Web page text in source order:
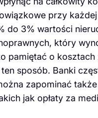
przy
do 3% wartości
który
pamiętać o
sposób. Banki
zapominać
jak opłaty za